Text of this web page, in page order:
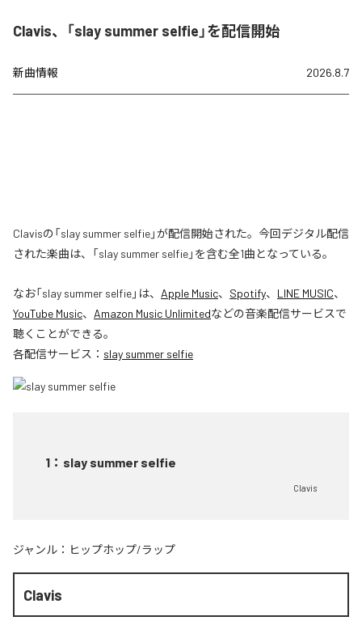
Clavis、「slay summer selfie」を配信開始
新曲情報 2026.8.7
Clavisの「slay summer selfie」が配信開始された。今回デジタル配信
された楽曲は、「slay summer selfie」を含む全1曲となっている。
なお「slay summer selfie」は、 Apple Music、 Spotify、 LINE MUSIC、
YouTube Music、 Amazon Music Unlimitedなどの音楽配信サービスで
聴くことができる。
各配信サービス： slay summer selfie
1 ： slay summer selfie
Clavis
ジャンル： ヒップホップ/ラップ
Clavis